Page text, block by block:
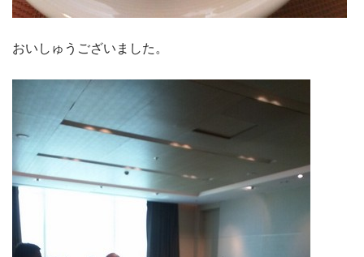
おいしゅうございました。